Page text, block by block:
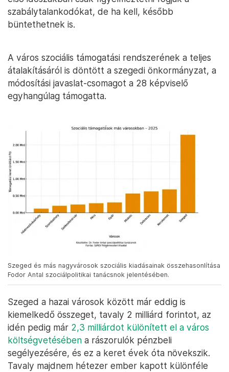
szabálytalankodókat, de ha kell, később
büntethetnek is.
A város szociális támogatási rendszerének a teljes
átalakításáról is döntött a szegedi önkormányzat, a
módosítási javaslat-csomagot a 28 képviselő
egyhangúlag támogatta.
Szeged és más nagyvárosok szociális kiadásainak összehasonlítása
Fodor Antal szociálpolitikai tanácsnok jelentésében.
Szeged a hazai városok között már eddig is
kiemelkedő összeget, tavaly 2 milliárd forintot, az
idén pedig már 2,3 milliárdot különített el a város
költségvetésében a rászorulók pénzbeli
segélyezésére, és ez a keret évek óta növekszik.
Tavaly majdnem hétezer ember kapott különféle